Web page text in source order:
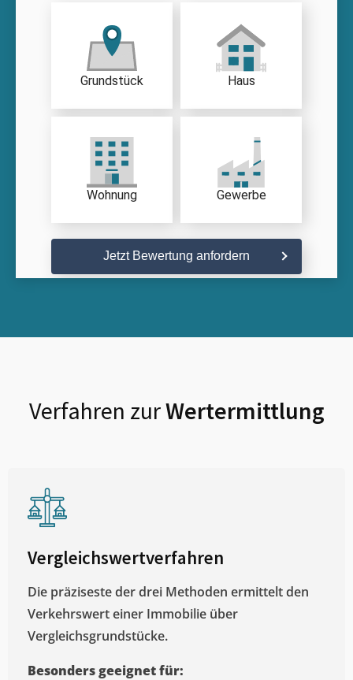
Grundstück Haus
Wohnung Gewerbe
Jetzt Bewertung anfordern
Verfahren zurWertermittlung
Vergleichswertverfahren
Die präziseste der drei Methoden ermittelt den
Verkehrswert einer Immobilie über
Vergleichsgrundstücke.
Besonders geeignet für: